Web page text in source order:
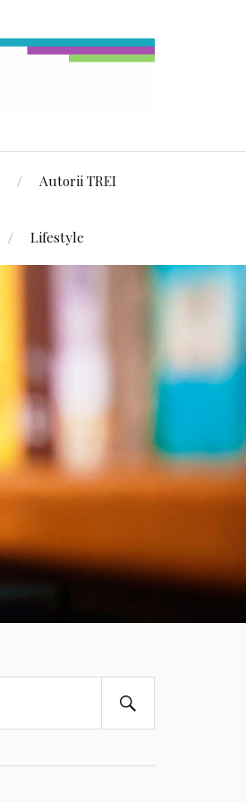
Autorii TREI
Lifestyle